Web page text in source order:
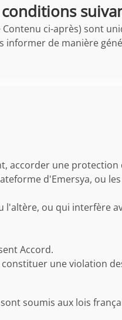
ci-après) sont
informer de manière
accorder une
d'Emersya, ou
l'altère, ou qui interfère
Accord.
une violation
soumis aux lois